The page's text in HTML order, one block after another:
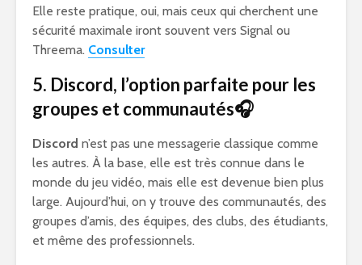
Elle reste pratique, oui, mais ceux qui cherchent une
sécurité maximale iront souvent vers Signal ou
Threema. Consulter
5. Discord, l’option parfaite pour les
groupes et communautés🎧
Discord n’est pas une messagerie classique comme
les autres. À la base, elle est très connue dans le
monde du jeu vidéo, mais elle est devenue bien plus
large. Aujourd’hui, on y trouve des communautés, des
groupes d’amis, des équipes, des clubs, des étudiants,
et même des professionnels.